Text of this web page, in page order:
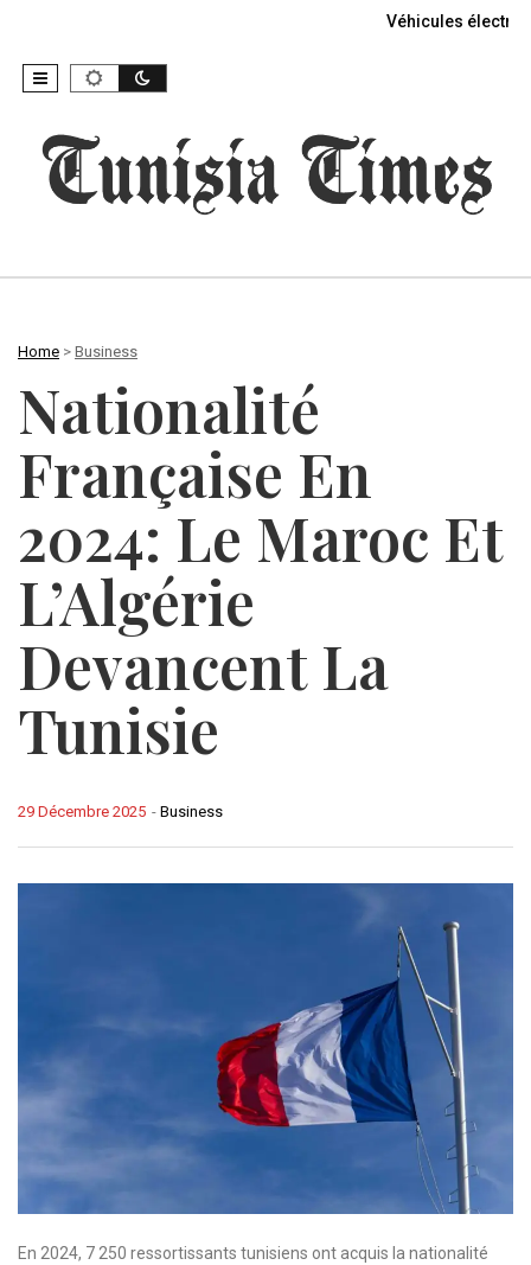
Véhicules
Home > Business
Nationalité
Française En
2024: Le Maroc Et
L’Algérie
Devancent La
Tunisie
- Business
29 Décembre 2025
En 2024, 7 250 ressortissants tunisiens ont acquis la nationalité